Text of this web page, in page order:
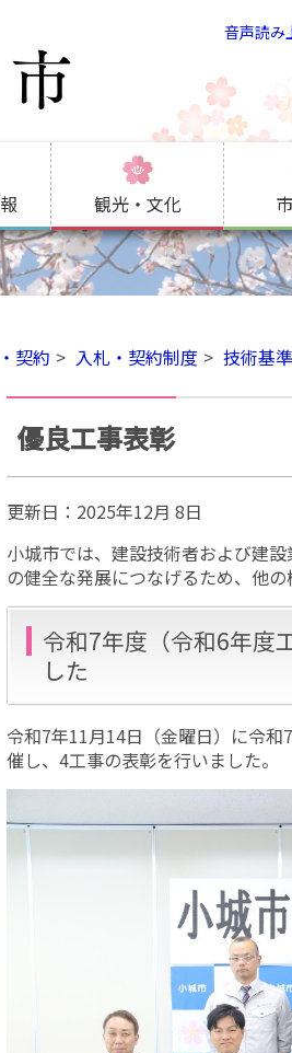
音声読み
観光・文化
契約 入札・契約制度 技術基準
優良工事表彰
更新日： 2025年12月 8日
小城市では、建設技術者および建
の健全な発展につなげるため、他
令和7年度（令和6年度
した
令和7年11月14日（金曜日）に令
催し、4工事の表彰を行いました。